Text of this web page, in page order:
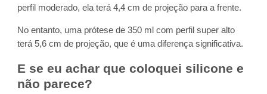
perfil moderado, ela terá 4,4 cm de projeção para a frente.
No entanto, uma prótese de 350 ml com perfil super alto
terá 5,6 cm de projeção, que é uma diferença significativa.
E se eu achar que coloquei silicone e
não parece?